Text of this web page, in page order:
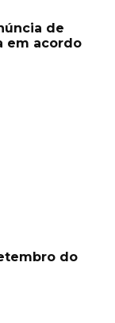
de
em acordo
do